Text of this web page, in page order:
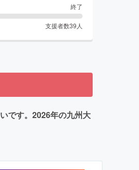
終了
支援者数39 人
です。2026年の九州大